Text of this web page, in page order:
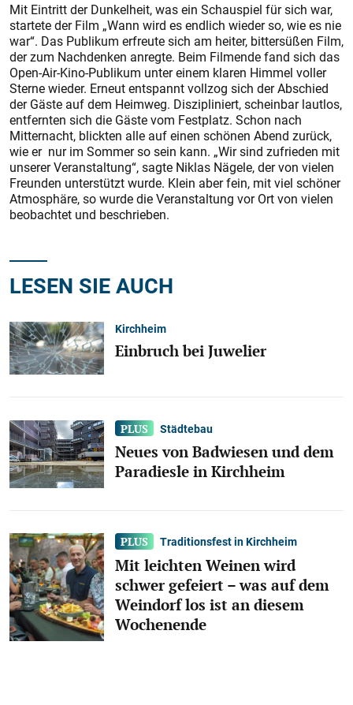
Mit Eintritt der Dunkelheit, was ein Schauspiel für sich war,
startete der Film „Wann wird es endlich wieder so, wie es nie
war“. Das Publikum erfreute sich am heiter, bittersüßen Film,
der zum Nachdenken anregte. Beim Filmende fand sich das
Open-Air-Kino-Publikum unter einem klaren Himmel voller
Sterne wieder. Erneut entspannt vollzog sich der Abschied
der Gäste auf dem Heimweg. Diszipliniert, scheinbar lautlos,
entfernten sich die Gäste vom Festplatz. Schon nach
Mitternacht, blickten alle auf einen schönen Abend zurück,
wie er nur im Sommer so sein kann. „Wir sind zufrieden mit
unserer Veranstaltung“, sagte Niklas Nägele, der von vielen
Freunden unterstützt wurde. Klein aber fein, mit viel schöner
Atmosphäre, so wurde die Veranstaltung vor Ort von vielen
beobachtet und beschrieben.
LESEN SIE AUCH
Kirchheim
Einbruch bei Juwelier
Städtebau
Neues von Badwiesen und dem
Paradiesle in Kirchheim
Traditionsfest in Kirchheim
Mit leichten Weinen wird
schwer gefeiert – was auf dem
Weindorf los ist an diesem
Wochenende